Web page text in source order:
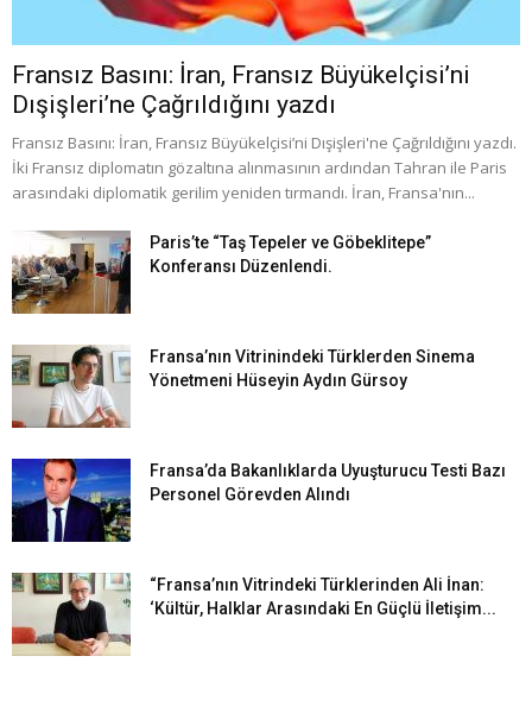
Fransız Basını: İran, Fransız Büyükelçisi’ni
Dışişleri’ne Çağrıldığını yazdı
Fransız Basını: İran, Fransız Büyükelçisi’ni Dışişleri'ne Çağrıldığını yazdı.
İki Fransız diplomatın gözaltına alınmasının ardından Tahran ile Paris
arasındaki diplomatik gerilim yeniden tırmandı. İran, Fransa'nın...
Paris’te “Taş Tepeler ve Göbeklitepe”
Konferansı Düzenlendi.
Fransa’nın Vitrinindeki Türklerden Sinema
Yönetmeni Hüseyin Aydın Gürsoy
Fransa’da Bakanlıklarda Uyuşturucu Testi Bazı
Personel Görevden Alındı
“Fransa’nın Vitrindeki Türklerinden Ali İnan:
‘Kültür, Halklar Arasındaki En Güçlü İletişim...